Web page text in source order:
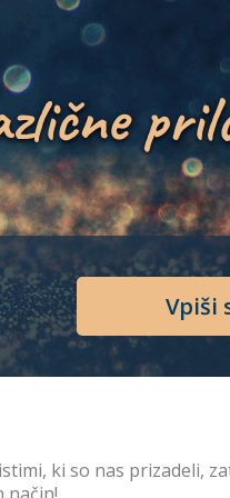
Vpiši
ki so nas prizadeli,